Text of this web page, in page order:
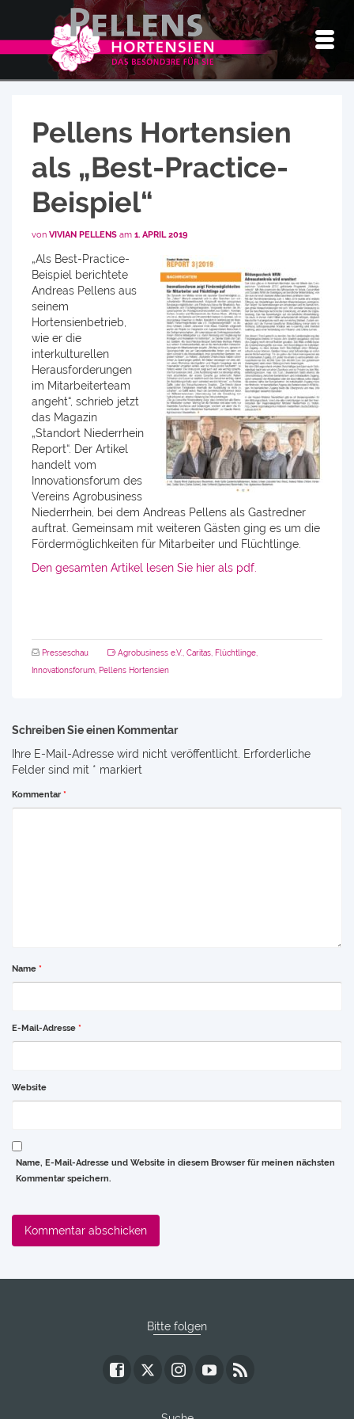
Pellens Hortensien
als „Best-Practice-
Beispiel“
von VIVIAN PELLENS am 1. APRIL 2019
„Als Best-Practice-
Beispiel berichtete
Andreas Pellens aus
seinem
Hortensienbetrieb,
wie er die
interkulturellen
Herausforderungen
im Mitarbeiterteam
angeht“, schrieb jetzt
das Magazin
„Standort Niederrhein
Report“. Der Artikel
handelt vom
Innovationsforum des
Vereins Agrobusiness
Niederrhein, bei dem Andreas Pellens als Gastredner
auftrat. Gemeinsam mit weiteren Gästen ging es um die
Fördermöglichkeiten für Mitarbeiter und Flüchtlinge.
Den gesamten Artikel lesen Sie hier als pdf.
Presseschau Agrobusiness e.V. Caritas Flüchtlinge
Innovationsforum Pellens Hortensien
Schreiben Sie einen Kommentar
Ihre E-Mail-Adresse wird nicht veröffentlicht.
Erforderliche
Felder sind mit * markiert
Kommentar *
Name *
E-Mail-Adresse *
Website
Name, E-Mail-Adresse und Website in diesem Browser für meinen nächsten
Kommentar speichern.
Bitte folgen